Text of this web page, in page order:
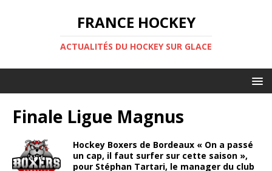
FRANCE HOCKEY
ACTUALITÉS DU HOCKEY SUR GLACE
Finale Ligue Magnus
Hockey Boxers de Bordeaux « On a passé
un cap, il faut surfer sur cette saison »,
pour Stéphan Tartari, le manager du club